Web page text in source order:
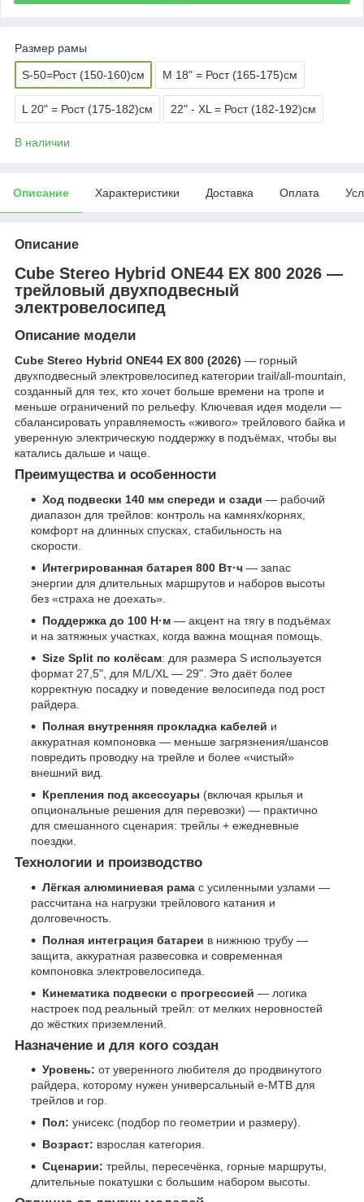
Размер рамы
S-50=Рост (150-160)см M 18" = Рост (165-175)см
L 20" = Рост (175-182)см 22" - XL = Рост (182-192)см
В наличии
Описание Характеристики Доставка Оплата
Описание
Cube Stereo Hybrid ONE44 EX 800 2026 —
трейловый двухподвесный
электровелосипед
Описание модели
Cube Stereo Hybrid ONE44 EX 800 (2026) — горный
двухподвесный электровелосипед категории trail/all-mountain,
созданный для тех, кто хочет больше времени на тропе и
меньше ограничений по рельефу. Ключевая идея модели —
сбалансировать управляемость «живого» трейлового байка и
уверенную электрическую поддержку в подъёмах, чтобы вы
катались дальше и чаще.
Преимущества и особенности
Ход подвески 140 мм спереди и сзади — рабочий
диапазон для трейлов: контроль на камнях/корнях,
комфорт на длинных спусках, стабильность на
скорости.
Интегрированная батарея 800 Вт·ч — запас
энергии для длительных маршрутов и наборов высоты
без «страха не доехать».
Поддержка до 100 Н·м — акцент на тягу в подъёмах
и на затяжных участках, когда важна мощная помощь.
Size Split по колёсам: для размера S используется
формат 27,5", для M/L/XL — 29". Это даёт более
корректную посадку и поведение велосипеда под рост
райдера.
Полная внутренняя прокладка кабелей и
аккуратная компоновка — меньше загрязнения/шансов
повредить проводку на трейле и более «чистый»
внешний вид.
Крепления под аксессуары (включая крылья и
опциональные решения для перевозки) — практично
для смешанного сценария: трейлы + ежедневные
поездки.
Технологии и производство
Лёгкая алюминиевая рама с усиленными узлами —
рассчитана на нагрузки трейлового катания и
долговечность.
Полная интеграция батареи в нижнюю трубу —
защита, аккуратная развесовка и современная
компоновка электровелосипеда.
Кинематика подвески с прогрессией — логика
настроек под реальный трейл: от мелких неровностей
до жёстких приземлений.
Назначение и для кого создан
Уровень: от уверенного любителя до продвинутого
райдера, которому нужен универсальный e-MTB для
трейлов и гор.
Пол: унисекс (подбор по геометрии и размеру).
Возраст: взрослая категория.
Сценарии: трейлы, пересечёнка, горные маршруты,
длительные покатушки с большим набором высоты.